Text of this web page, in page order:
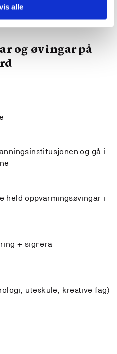
alle
heile opplegget på
og øvingar på
og gå i
held oppvarmingsøvingar i
+ signera
uteskule, kreative fag)